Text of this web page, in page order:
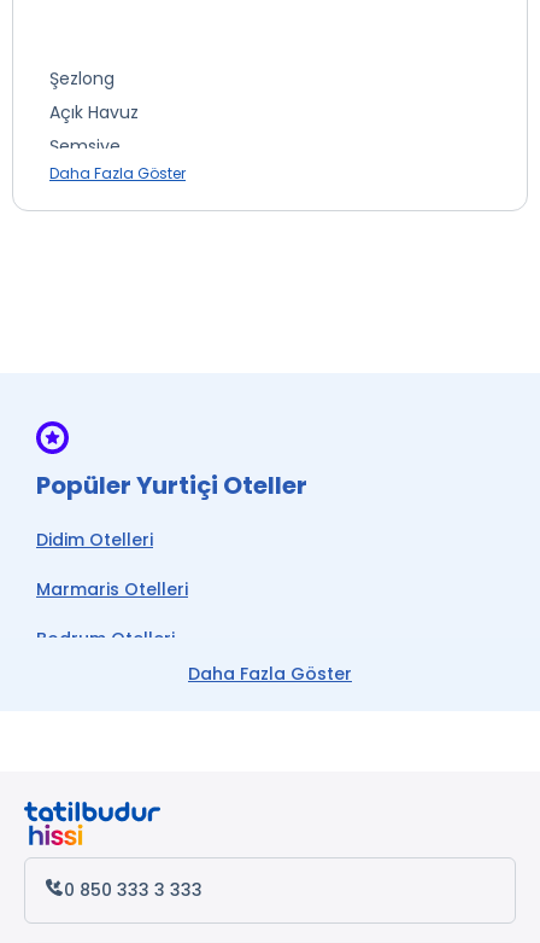
İnternet
Split Klima
Otopark
Ütü Hizmeti *
* ile işaretli özellikler ücretlidir.
Şezlong
Açık Havuz
Şemsiye
Isıtmalı Açık Havuz
Daha Fazla Göster
Daha Fazla Göster
Popüler Yurtiçi Oteller
Didim Otelleri
Marmaris Otelleri
Bodrum Otelleri
Antalya Otelleri
Alanya Otelleri
0 850 333 3 333